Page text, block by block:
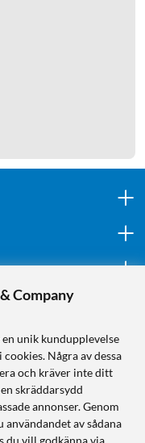
Company
unik kundupplevelse
Några av dessa
och kräver inte ditt
skräddarsydd
annonser. Genom
av sådana
du vill godkänna via